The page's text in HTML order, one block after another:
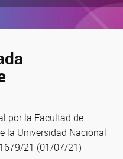
por la Facultad de
la Universidad Nacional
21 (01/07/21)